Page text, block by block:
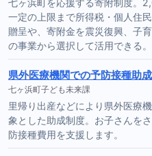
一定の上限まで所得税・個人住
贈呈や、寄附金を震災復興、子
の事業から選択して活用できる。
県外医療機関での予防接種助成
七ヶ浜町子ども未来課
里帰り出産などにより県外医療
象とした助成制度。お子さんを
防接種費用を支援します。